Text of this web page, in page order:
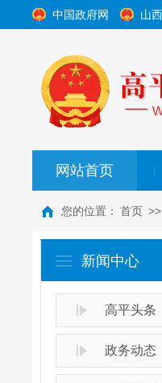
中国政府网 山
网站首页
您的位置： 首页 >>
新闻中心
高平头条
政务动态